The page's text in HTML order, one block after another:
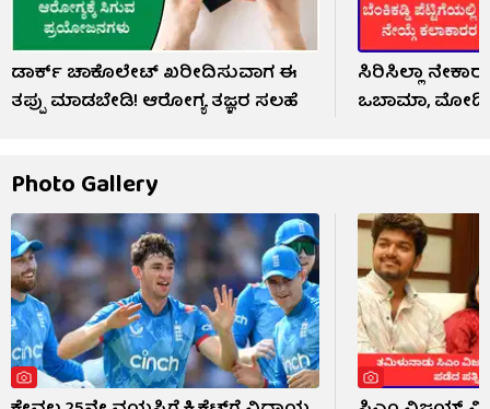
ಡಾರ್ಕ್ ಚಾಕೊಲೇಟ್ ಖರೀದಿಸುವಾಗ ಈ
ತಪ್ಪು ಮಾಡಬೇಡಿ! ಆರೋಗ್ಯ ತಜ್ಞರ ಸಲಹೆ
ಸಿರಿಸಿಲ್ಲಾ
ಒಬಾಮಾ, ಮೋದಿ
Photo Gallery